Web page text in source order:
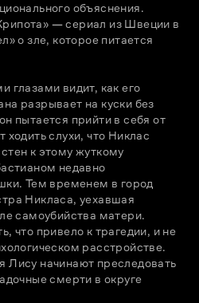
объяснения.
— сериал из Швеции в
о зле, которое питается
глазами видит, как его
разрывает на куски без
пытается прийти в себя от
слухи, что Никлас
к этому жуткому
недавно
Тем временем в город
Никласа, уехавшая
самоубийства матери.
что привело к трагедии, и не
расстройстве.
Лису начинают преследовать
смерти в округе